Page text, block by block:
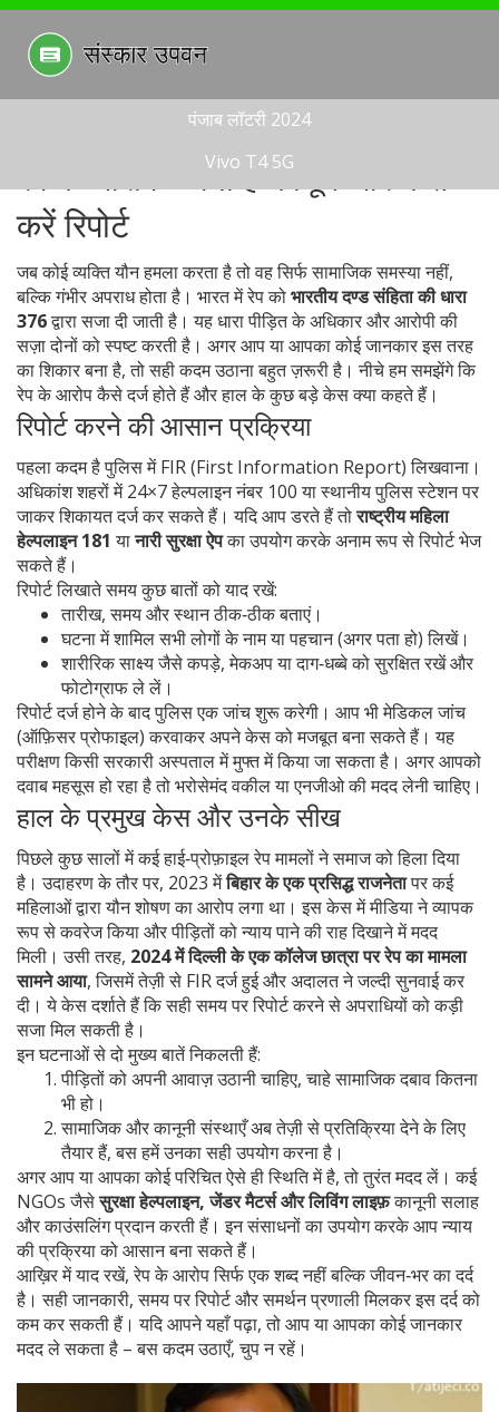
पंजाब लॉटरी 2024
Vivo T4 5G
रेप के आरोप – क्या है कानून और कैसे
करें रिपोर्ट
जब कोई व्यक्ति यौन हमला करता है तो वह सिर्फ सामाजिक समस्या नहीं,
बल्कि गंभीर अपराध होता है। भारत में रेप कोभारतीय दण्ड संहिता की धारा
376द्वारा सजा दी जाती है। यह धारा पीड़ित के अधिकार और आरोपी की
सज़ा दोनों को स्पष्ट करती है। अगर आप या आपका कोई जानकार इस तरह
का शिकार बना है, तो सही कदम उठाना बहुत ज़रूरी है। नीचे हम समझेंगे कि
रेप के आरोप कैसे दर्ज होते हैं और हाल के कुछ बड़े केस क्या कहते हैं।
रिपोर्ट करने की आसान प्रक्रिया
पहला कदम है पुलिस में FIR (First Information Report) लिखवाना।
अधिकांश शहरों में 24×7 हेल्पलाइन नंबर 100 या स्थानीय पुलिस स्टेशन पर
जाकर शिकायत दर्ज कर सकते हैं। यदि आप डरते हैं तोराष्ट्रीय महिला
हेल्पलाइन 181 यानारी सुरक्षा ऐपका उपयोग करके अनाम रूप से रिपोर्ट भेज
सकते हैं।
रिपोर्ट लिखाते समय कुछ बातों को याद रखें:
तारीख, समय और स्थान ठीक‑ठीक बताएं।
घटना में शामिल सभी लोगों के नाम या पहचान (अगर पता हो) लिखें।
शारीरिक साक्ष्य जैसे कपड़े, मेकअप या दाग‑धब्बे को सुरक्षित रखें और
फोटोग्राफ ले लें।
रिपोर्ट दर्ज होने के बाद पुलिस एक जांच शुरू करेगी। आप भी मेडिकल जांच
(ऑफ़िसर प्रोफाइल) करवाकर अपने केस को मजबूत बना सकते हैं। यह
परीक्षण किसी सरकारी अस्पताल में मुफ्त में किया जा सकता है। अगर आपको
दवाब महसूस हो रहा है तो भरोसेमंद वकील या एनजीओ की मदद लेनी चाहिए।
हाल के प्रमुख केस और उनके सीख
पिछले कुछ सालों में कई हाई‑प्रोफ़ाइल रेप मामलों ने समाज को हिला दिया
है। उदाहरण के तौर पर, 2023 मेंबिहार के एक प्रसिद्ध राजनेतापर कई
महिलाओं द्वारा यौन शोषण का आरोप लगा था। इस केस में मीडिया ने व्यापक
रूप से कवरेज किया और पीड़ितों को न्याय पाने की राह दिखाने में मदद
मिली। उसी तरह, 2024 में दिल्ली के एक कॉलेज छात्रा पर रेप का मामला
सामने आया, जिसमें तेज़ी से FIR दर्ज हुई और अदालत ने जल्दी सुनवाई कर
दी। ये केस दर्शाते हैं कि सही समय पर रिपोर्ट करने से अपराधियों को कड़ी
सजा मिल सकती है।
इन घटनाओं से दो मुख्य बातें निकलती हैं:
पीड़ितों को अपनी आवाज़ उठानी चाहिए, चाहे सामाजिक दबाव कितना
भी हो।
सामाजिक और कानूनी संस्थाएँ अब तेज़ी से प्रतिक्रिया देने के लिए
तैयार हैं, बस हमें उनका सही उपयोग करना है।
अगर आप या आपका कोई परिचित ऐसे ही स्थिति में है, तो तुरंत मदद लें। कई
NGOs जैसेसुरक्षा हेल्पलाइन, जेंडर मैटर्स और लिविंग लाइफ़कानूनी सलाह
और काउंसलिंग प्रदान करती हैं। इन संसाधनों का उपयोग करके आप न्याय
की प्रक्रिया को आसान बना सकते हैं।
आख़िर में याद रखें, रेप के आरोप सिर्फ एक शब्द नहीं बल्कि जीवन‑भर का दर्द
है। सही जानकारी, समय पर रिपोर्ट और समर्थन प्रणाली मिलकर इस दर्द को
कम कर सकती हैं। यदि आपने यहाँ पढ़ा, तो आप या आपका कोई जानकार
मदद ले सकता है – बस कदम उठाएँ, चुप न रहें।